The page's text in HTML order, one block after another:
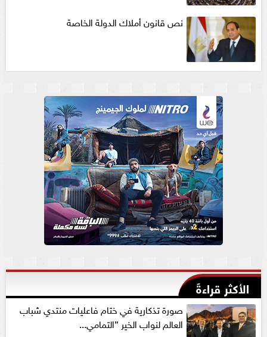
نص قانون أملاك الدولة الخاصة
الأكثر قراءةً
صورة تذكارية في ختام فاعليات منتدي شباب
العالم لنواب الخير ”التمامي...